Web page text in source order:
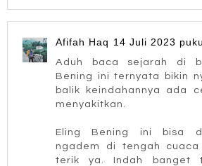
Afifah Haq 14 Juli 2023
Aduh baca sejarah di
Bening ini ternyata bikin
balik keindahannya ada
menyakitkan.
Eling Bening ini bisa
ngadem di tengah cuaca
terik ya. Indah banget